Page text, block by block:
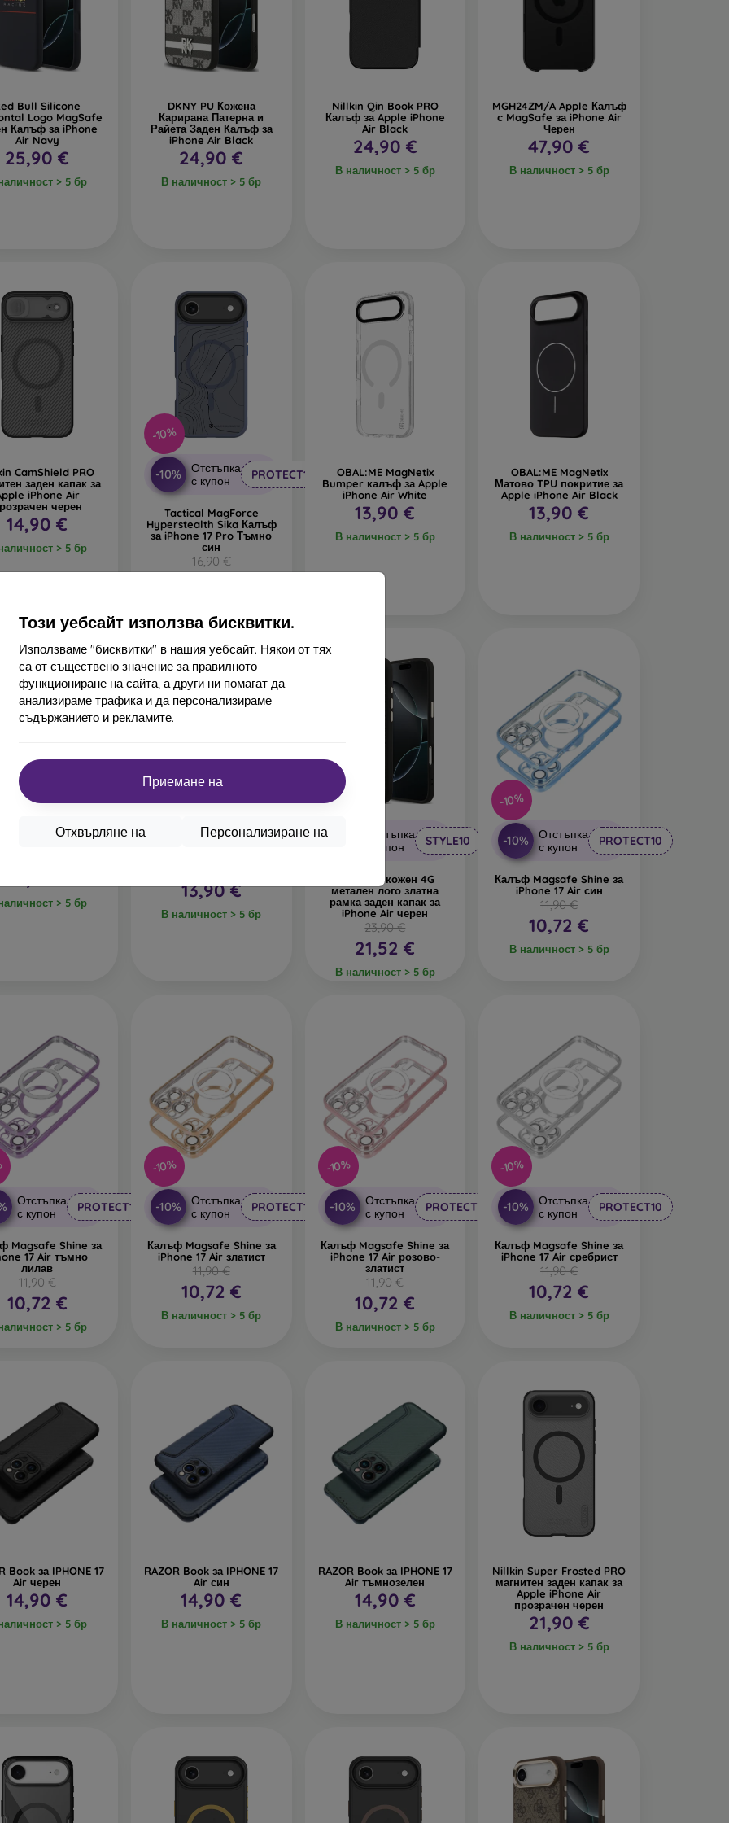
Този уебсайт използва бисквитки.
Използваме "бисквитки" в нашия уебсайт. Някои от тях
са от съществено значение за правилното
функциониране на сайта, а други ни помагат да
анализираме трафика и да персонализираме
съдържанието и рекламите.
Приемане на
Персонализиране на
Отхвърляне на
– използва се само като допълнение към калъфите. Придава интересен дизайн. Недостатък е, че при
стъкленият кейс може да се счупи.
могат да се разградят 100% в природата. Грижата за околната среда днес е много важна.
онлайн магазин
ще намерите десетки интересни калъфи за телефони, изработени от различни
Просто изберете този, който е за вас.
Bull Silicone
Logo MagSafe
Калъф за iPhone
Air Navy
25,90 €
> 5 бр
DKNY PU Кожена
Карирана Патерна и
Райета Заден Калъф за
iPhone Air Black
24,90 €
В наличност > 5 бр
Nillkin Qin Book PRO
Калъф за Apple iPhone
Air Black
24,90 €
В наличност > 5 бр
MGH24ZM/A Apple Калъф
с MagSafe за iPhone Air
Черен
47,90 €
В наличност > 5 бр
CamShield PRO
заден капак за
iPhone Air
черен
14,90 €
> 5 бр
-10%
-10%
Отстъпка
с купон
PROTECT10
Tactical MagForce
Hyperstealth Sika Калъф
за iPhone 17 Pro Тъмно
син
16,90 €
OBAL:ME MagNetix
Bumper калъф за Apple
iPhone Air White
13,90 €
В наличност > 5 бр
OBAL:ME MagNetix
Матово TPU покритие за
Apple iPhone Air Black
13,90 €
В наличност > 5 бр
Silicone Vertical
за iPhone Air Navy
> 5 бр
Nillkin CamShield PRO
13,90 €
В наличност > 5 бр
-10%
Отстъпка
с купон
STYLE10
Guess PU кожен 4G
метален лого златна
рамка заден капак за
iPhone Air черен
23,90 €
21,52 €
В наличност > 5 бр
-10%
-10%
Отстъпка
с купон
PROTECT10
Калъф Magsafe Shine за
iPhone 17 Air син
11,90 €
10,72 €
В наличност > 5 бр
Отстъпка
с купон
PROTECT10
Magsafe Shine за
17 Air тъмно
лилав
11,90 €
10,72 €
> 5 бр
-10%
-10%
Отстъпка
с купон
PROTECT10
Калъф Magsafe Shine за
iPhone 17 Air златист
11,90 €
10,72 €
В наличност > 5 бр
-10%
-10%
Отстъпка
с купон
PROTECT10
Калъф Magsafe Shine за
iPhone 17 Air розово-
златист
11,90 €
10,72 €
В наличност > 5 бр
-10%
-10%
Отстъпка
с купон
PROTECT10
Калъф Magsafe Shine за
iPhone 17 Air сребрист
11,90 €
10,72 €
В наличност > 5 бр
Book за IPHONE 17
Air черен
14,90 €
> 5 бр
RAZOR Book за IPHONE 17
Air син
14,90 €
В наличност > 5 бр
RAZOR Book за IPHONE 17
Air тъмнозелен
14,90 €
В наличност > 5 бр
Nillkin Super Frosted PRO
магнитен заден капак за
Apple iPhone Air
прозрачен черен
21,90 €
В наличност > 5 бр